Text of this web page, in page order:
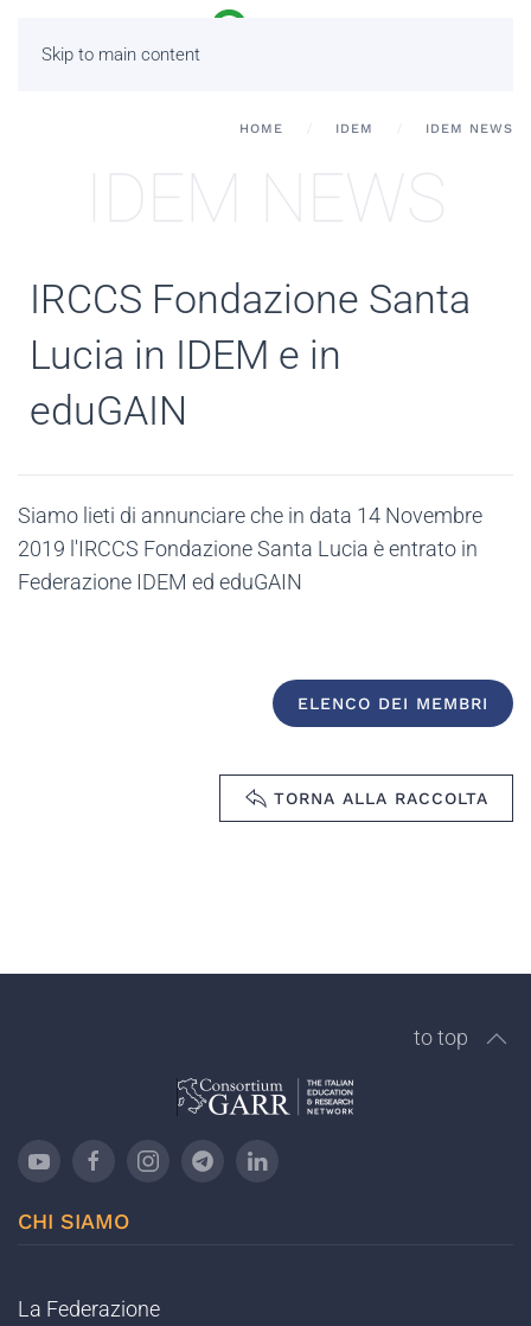
Skip to main content
HOME IDEM IDEM NEWS
IDEM NEWS
IRCCS Fondazione Santa
Lucia in IDEM e in
eduGAIN
Siamo lieti di annunciare che in data 14 Novembre
2019 l'IRCCS Fondazione Santa Lucia è entrato in
Federazione IDEM ed eduGAIN
ELENCO DEI MEMBRI
TORNA ALLA RACCOLTA
to top
CHI SIAMO
La Federazione